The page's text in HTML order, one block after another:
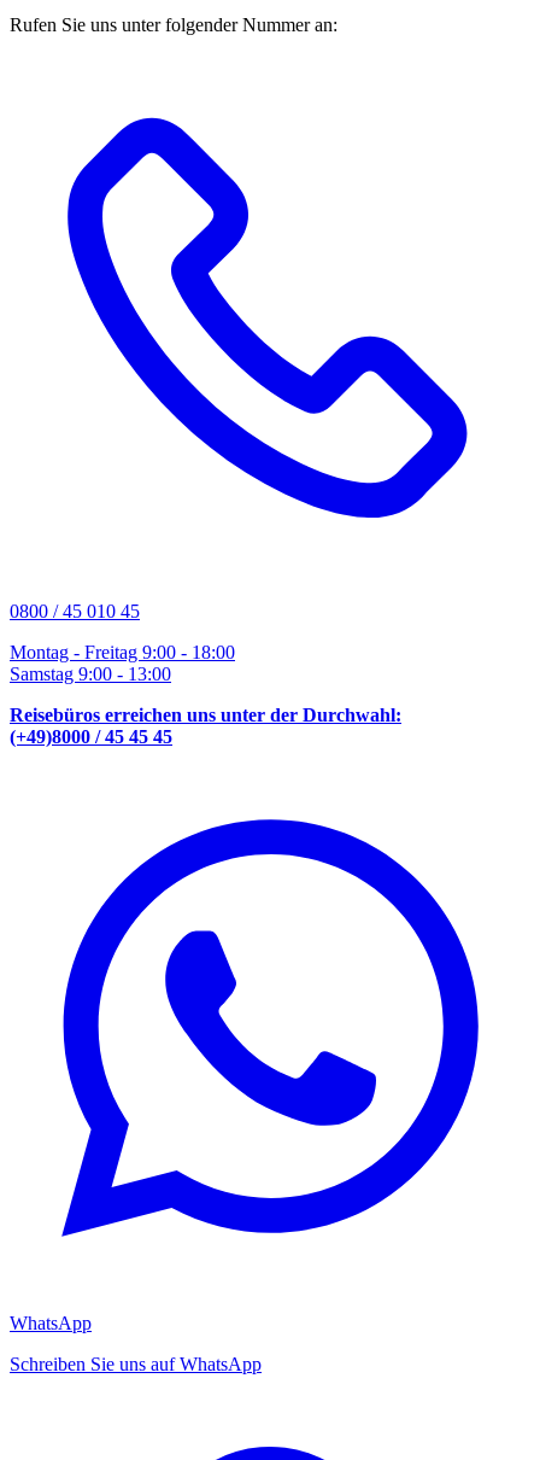
Rufen Sie uns unter folgender Nummer an:
0800 / 45 010 45
Montag - Freitag 9:00 - 18:00
Samstag 9:00 - 13:00
Reisebüros erreichen uns unter der Durchwahl:
(+49)8000 / 45 45 45
WhatsApp
Schreiben Sie uns auf WhatsApp